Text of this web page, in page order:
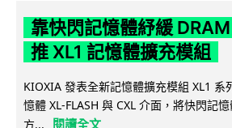
靠快閃記憶體紓緩
推 XL1 記憶體擴充模組
KIOXIA 發表全新記憶體擴充模組 XL1 系
憶體 XL-FLASH 與 CXL 介面，將快閃記
方...
閱讀全文